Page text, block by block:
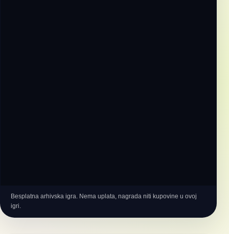
Besplatna arhivska igra. Nema uplata, nagrada niti kupovine u ovoj
igri.